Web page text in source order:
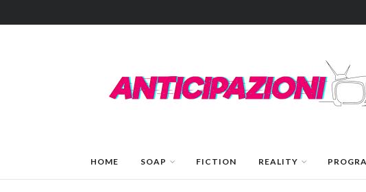
HOME SOAP FICTION REALITY